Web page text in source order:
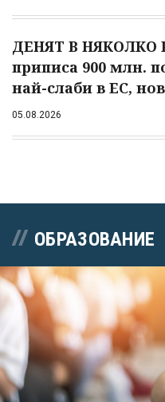
ДЕНЯТ В НЯКОЛКО
приписа 900 млн.
най-слаби в ЕС,
05.08.2026
ОБРАЗОВАНИЕ